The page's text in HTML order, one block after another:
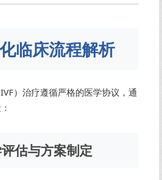
临床流程解析
）治疗遵循严格的医学协议，通
估与方案制定